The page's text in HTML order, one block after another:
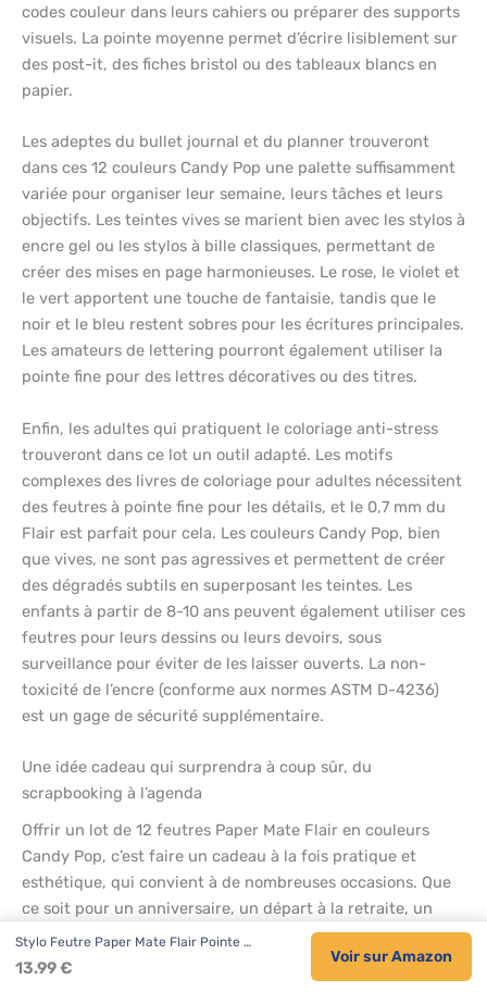
codes couleur dans leurs cahiers ou préparer des supports
visuels. La pointe moyenne permet d’écrire lisiblement sur
des post-it, des fiches bristol ou des tableaux blancs en
papier.
Les adeptes du bullet journal et du planner trouveront
dans ces 12 couleurs Candy Pop une palette suffisamment
variée pour organiser leur semaine, leurs tâches et leurs
objectifs. Les teintes vives se marient bien avec les stylos à
encre gel ou les stylos à bille classiques, permettant de
créer des mises en page harmonieuses. Le rose, le violet et
le vert apportent une touche de fantaisie, tandis que le
noir et le bleu restent sobres pour les écritures principales.
Les amateurs de lettering pourront également utiliser la
pointe fine pour des lettres décoratives ou des titres.
Enfin, les adultes qui pratiquent le coloriage anti-stress
trouveront dans ce lot un outil adapté. Les motifs
complexes des livres de coloriage pour adultes nécessitent
des feutres à pointe fine pour les détails, et le 0,7 mm du
Flair est parfait pour cela. Les couleurs Candy Pop, bien
que vives, ne sont pas agressives et permettent de créer
des dégradés subtils en superposant les teintes. Les
enfants à partir de 8-10 ans peuvent également utiliser ces
feutres pour leurs dessins ou leurs devoirs, sous
surveillance pour éviter de les laisser ouverts. La non-
toxicité de l’encre (conforme aux normes ASTM D-4236)
est un gage de sécurité supplémentaire.
Une idée cadeau qui surprendra à coup sûr, du
scrapbooking à l’agenda
Offrir un lot de 12 feutres Paper Mate Flair en couleurs
Candy Pop, c’est faire un cadeau à la fois pratique et
esthétique, qui convient à de nombreuses occasions. Que
ce soit pour un anniversaire, un départ à la retraite, un
Noël ou simplement pour faire plaisir à un collègue, ce set
de feutres trouve sa place dans toutes les situations. Son
prix abordable (sans mention de montant) en fait un
Stylo Feutre Paper Mate Flair Pointe …
13.99 €
Voir sur Amazon